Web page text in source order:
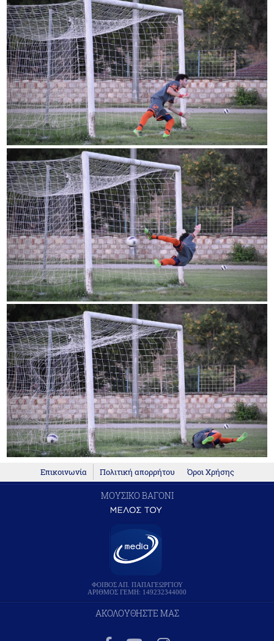
Επικοινωνία Πολιτική απορρήτου Όροι Χρήσης
ΜΟΥΣΙΚΟ ΒΑΓΟΝΙ
ΦΟΙΒΟΣ ΑΠ. ΠΑΠΑΓΕΩΡΓΙΟΥ
ΑΡΙΘΜΟΣ ΓΕΜΗ: 149232344000
ΑΚΟΛΟΥΘΗΣΤΕ ΜΑΣ